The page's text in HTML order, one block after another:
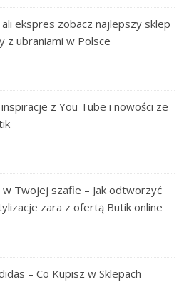
ekspres zobacz najlepszy sklep
z ubraniami w Polsce
z You Tube i nowości ze
w Twojej szafie – Jak odtworzyć
zara z ofertą Butik online
– Co Kupisz w Sklepach